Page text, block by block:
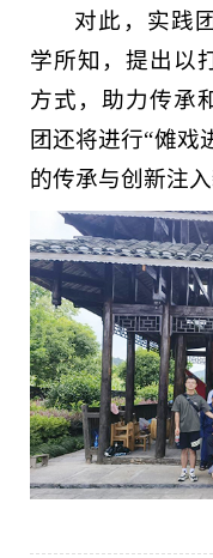
对此，实践
学所知，提出以
方式，助力传承
团还将进行“傩戏
的传承与创新注入